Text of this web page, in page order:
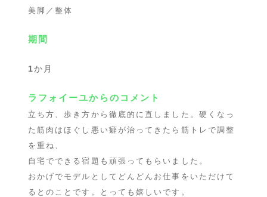
美脚／整体
期間
1か月
ラフォイーユからのコメント
立ち方、歩き方から徹底的に直しました。硬くなっ
た筋肉はほぐし悪い癖が治ってきたら筋トレで調整
を重ね、
自宅でできる宿題も頑張ってもらいました。
おかげでモデルとしてどんどんお仕事をいただけて
るとのことです。とっても嬉しいです。